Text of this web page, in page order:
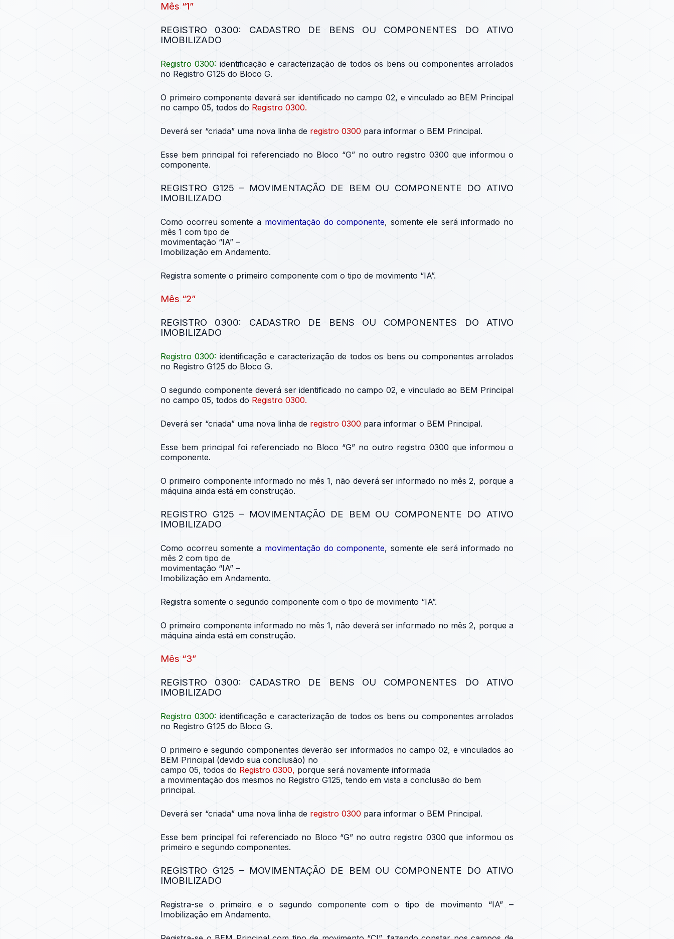
Mês “1”
REGISTRO 0300: CADASTRO DE BENS OU COMPONENTES DO ATIVO
IMOBILIZADO
Registro 0300: identificação e caracterização de todos os bens ou componentes arrolados
no Registro G125 do Bloco G.
O primeiro componente deverá ser identificado no campo 02, e vinculado ao BEM Principal
no campo 05, todos do Registro 0300.
Deverá ser “criada” uma nova linha de registro 0300 para informar o BEM Principal.
Esse bem principal foi referenciado no Bloco “G” no outro registro 0300 que informou o
componente.
REGISTRO G125 – MOVIMENTAÇÃO DE BEM OU COMPONENTE DO ATIVO
IMOBILIZADO
Como ocorreu somente a movimentação do componente, somente ele será informado no
mês 1 com tipo de
movimentação “IA” –
Imobilização em Andamento.
Registra somente o primeiro componente com o tipo de movimento “IA”.
Mês “2”
REGISTRO 0300: CADASTRO DE BENS OU COMPONENTES DO ATIVO
IMOBILIZADO
Registro 0300: identificação e caracterização de todos os bens ou componentes arrolados
no Registro G125 do Bloco G.
O segundo componente deverá ser identificado no campo 02, e vinculado ao BEM Principal
no campo 05, todos do Registro 0300.
Deverá ser “criada” uma nova linha de registro 0300 para informar o BEM Principal.
Esse bem principal foi referenciado no Bloco “G” no outro registro 0300 que informou o
componente.
O primeiro componente informado no mês 1, não deverá ser informado no mês 2, porque a
máquina ainda está em construção.
REGISTRO G125 – MOVIMENTAÇÃO DE BEM OU COMPONENTE DO ATIVO
IMOBILIZADO
Como ocorreu somente a movimentação do componente, somente ele será informado no
mês 2 com tipo de
movimentação “IA” –
Imobilização em Andamento.
Registra somente o segundo componente com o tipo de movimento “IA”.
O primeiro componente informado no mês 1, não deverá ser informado no mês 2, porque a
máquina ainda está em construção.
Mês “3”
REGISTRO 0300: CADASTRO DE BENS OU COMPONENTES DO ATIVO
IMOBILIZADO
Registro 0300: identificação e caracterização de todos os bens ou componentes arrolados
no Registro G125 do Bloco G.
O primeiro e segundo componentes deverão ser informados no campo 02, e vinculados ao
BEM Principal (devido sua conclusão) no
campo 05, todos do Registro 0300, porque será novamente informada
a movimentação dos mesmos no Registro G125, tendo em vista a conclusão do bem
principal.
Deverá ser “criada” uma nova linha de registro 0300 para informar o BEM Principal.
Esse bem principal foi referenciado no Bloco “G” no outro registro 0300 que informou os
primeiro e segundo componentes.
REGISTRO G125 – MOVIMENTAÇÃO DE BEM OU COMPONENTE DO ATIVO
IMOBILIZADO
Registra-se o primeiro e o segundo componente com o tipo de movimento “IA” –
Imobilização em Andamento.